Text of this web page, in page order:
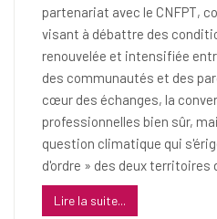
partenariat avec le CNFPT,
visant à débattre des
renouvelée et intensifiée
des communautés et des
cœur des échanges, la
professionnelles bien sûr,
question climatique qui
d'ordre » des deux territoires
Lire la suite...